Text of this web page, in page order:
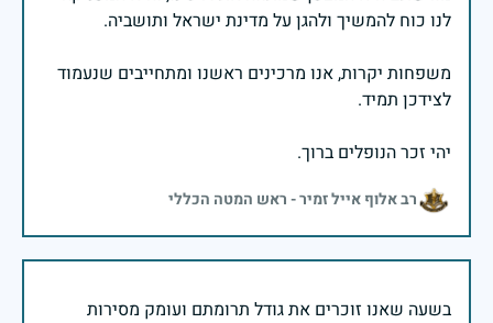
משפחות יקרות, אנו מרכינים ראשנו ומתחייבים שנעמוד
יהי זכר הנופלים ברוך.
רב אלוף אייל זמיר - ראש המטה הכללי
בשעה שאנו זוכרים את גודל תרומתם ועומק מסירות